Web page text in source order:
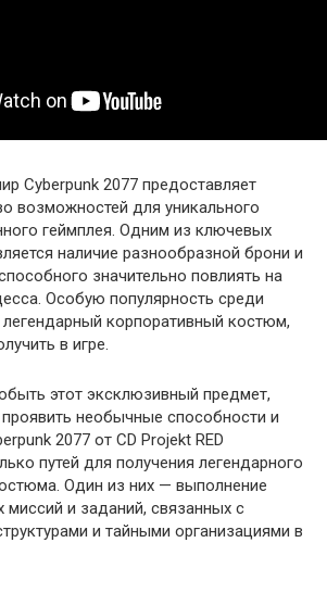
Cyberpunk 2077 предоставляет
возможностей для уникального
геймплея. Одним из ключевых
наличие разнообразной брони и
значительно повлиять на
Особую популярность среди
корпоративный костюм,
в игре.
этот эксклюзивный предмет,
необычные способности и
2077 от CD Projekt RED
путей для получения легендарного
Один из них — выполнение
и заданий, связанных с
и тайными организациями в